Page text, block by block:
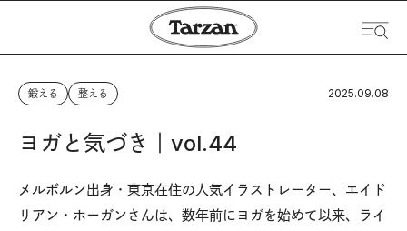
鍛える 整える 2025.09.08
ヨガと気づき｜vol.44
メルボルン出身・東京在住の人気イラストレーター、エイド
リアン・ホーガンさんは、数年前にヨガを始めて以来、ライ